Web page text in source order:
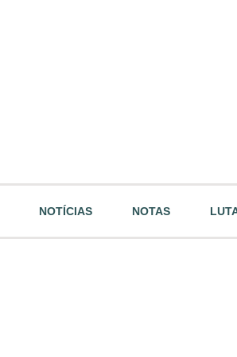
NOTÍCIAS NOTAS